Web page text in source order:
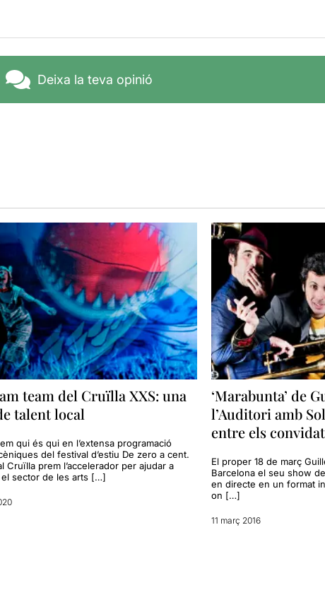
Deixa la teva opinió
team del Cruïlla XXS: una
talent local
qui és qui en l’extensa programació
del festival d’estiu De zero a cent.
Cruïlla prem l’accelerador per ajudar a
el sector de les arts […]
‘Marabunta’ de
l’Auditori amb
entre els
El proper 18 de març
Barcelona el seu show
en directe en un format
on […]
11 març 2016